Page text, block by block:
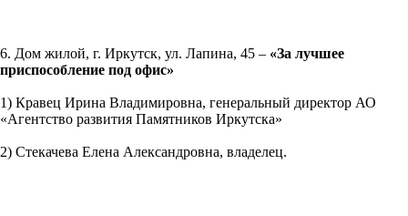
6. Дом жилой, г. Иркутск, ул. Лапина, 45 – «За лучшее
приспособление под офис»
1) Кравец Ирина Владимировна, генеральный директор АО
«Агентство развития Памятников Иркутска»
2) Стекачева Елена Александровна, владелец.